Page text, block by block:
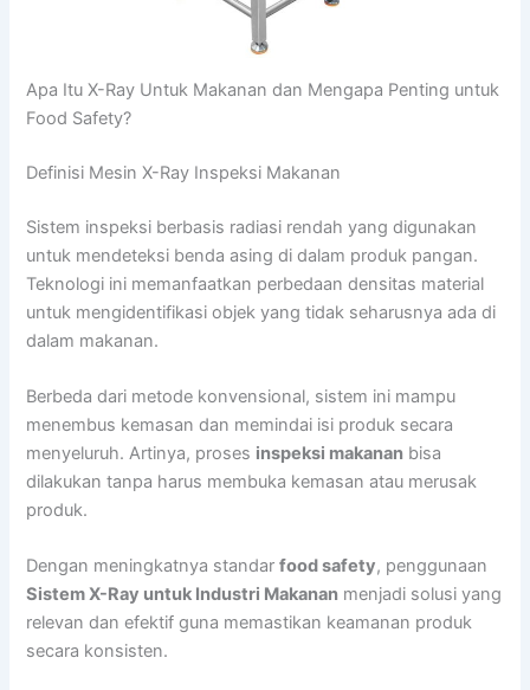
Apa Itu X-Ray Untuk Makanan dan Mengapa Penting untuk
Food Safety?
Definisi Mesin X-Ray Inspeksi Makanan
Sistem inspeksi berbasis radiasi rendah yang digunakan
untuk mendeteksi benda asing di dalam produk pangan.
Teknologi ini memanfaatkan perbedaan densitas material
untuk mengidentifikasi objek yang tidak seharusnya ada di
dalam makanan.
Berbeda dari metode konvensional, sistem ini mampu
menembus kemasan dan memindai isi produk secara
menyeluruh. Artinya, proses inspeksi makanan bisa
dilakukan tanpa harus membuka kemasan atau merusak
produk.
Dengan meningkatnya standarfood safety, penggunaan
Sistem X-Ray untuk Industri Makanan menjadi solusi yang
relevan dan efektif guna memastikan keamanan produk
secara konsisten.